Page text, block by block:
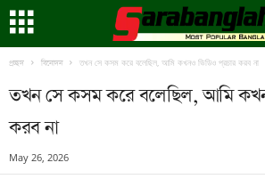
প্রচ্ছদ বিনোদন তখন সে কসম করে বলেছিল, আমি কখনও ভিডিও প্রচার করব না
তখন সে কসম করে বলেছিল, আমি
করব না
May 26, 2026